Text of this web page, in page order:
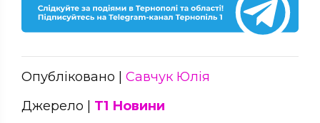
Опубліковано | Савчук Юлія
Джерело | Т1 Новини